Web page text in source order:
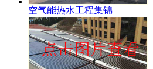
空气能热水工程集锦